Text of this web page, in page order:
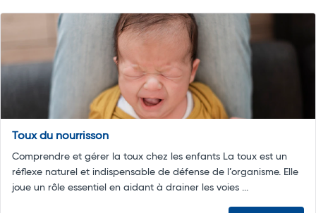
Toux du nourrisson
Comprendre et gérer la toux chez les enfants La toux est un
réflexe naturel et indispensable de défense de l’organisme. Elle
joue un rôle essentiel en aidant à drainer les voies ...